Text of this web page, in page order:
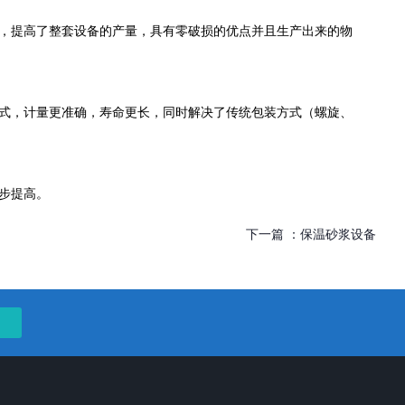
高了整套设备的产量，具有零破损的优点并且生产出来的物
计量更准确，寿命更长，同时解决了传统包装方式（螺旋、
提高。
下一篇 ： 保温砂浆设备